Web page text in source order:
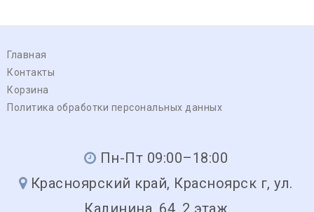
Главная
Контакты
Корзина
Политика обработки персональных данных
Пн-Пт 09:00–18:00
Красноярский край, Красноярск г, ул.
Калинина, 64, 2 этаж